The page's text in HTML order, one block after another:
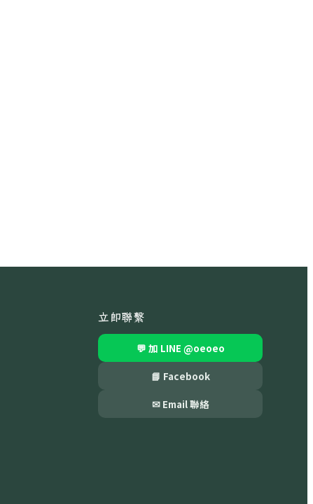
立即聯繫
💬 加 LINE @oeoeo
📘 Facebook
✉ Email 聯絡